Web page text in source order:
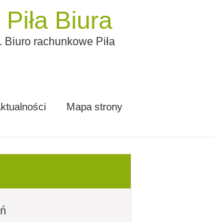
Biura
Biuro rachunkowe Piła
Mapa strony